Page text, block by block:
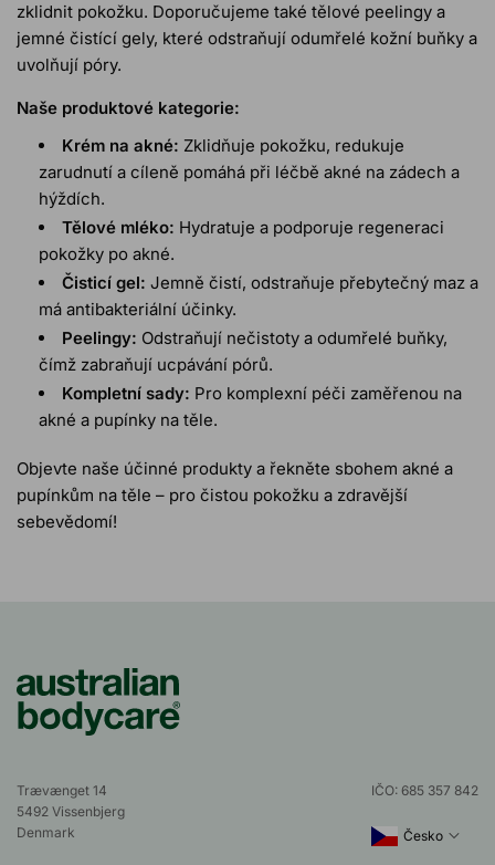
zklidnit pokožku. Doporučujeme také tělové peelingy a
jemné čistící gely, které odstraňují odumřelé kožní buňky a
uvolňují póry.
Naše produktové kategorie:
Krém na akné: Zklidňuje pokožku, redukuje
zarudnutí a cíleně pomáhá při léčbě akné na zádech a
hýždích.
Tělové mléko: Hydratuje a podporuje regeneraci
pokožky po akné.
Čisticí gel: Jemně čistí, odstraňuje přebytečný maz a
má antibakteriální účinky.
Peelingy: Odstraňují nečistoty a odumřelé buňky,
čímž zabraňují ucpávání pórů.
Kompletní sady: Pro komplexní péči zaměřenou na
akné a pupínky na těle.
Objevte naše účinné produkty a řekněte sbohem akné a
pupínkům na těle – pro čistou pokožku a zdravější
sebevědomí!
Trævænget 14
5492 Vissenbjerg
Denmark
IČO: 685 357 842
Česko